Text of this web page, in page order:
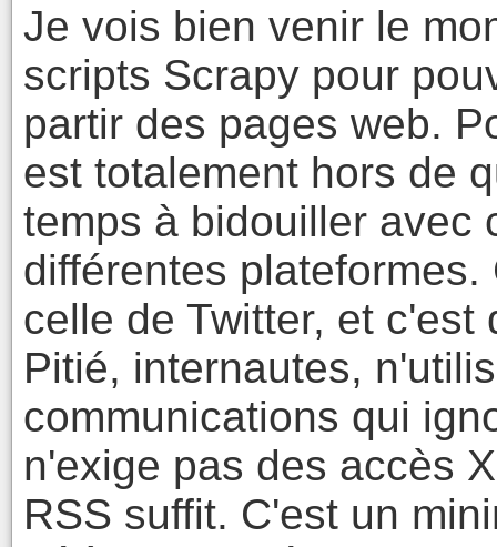
Je vois bien venir le
scripts Scrapy pour
partir des pages web.
est totalement hors de
temps à bidouiller avec
différentes
celle de Twitter, et c'est
Pitié, internautes,
communications qui
n'exige pas des accès
RSS suffit. C'est un